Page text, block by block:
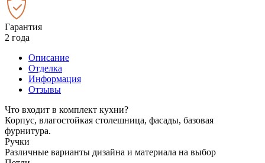
Гарантия
2 года
Описание
Отделка
Информация
Отзывы
Что входит в комплект кухни?
Корпус, влагостойкая столешница, фасады, базовая
фурнитура.
Ручки
Различные варианты дизайна и материала на выбор